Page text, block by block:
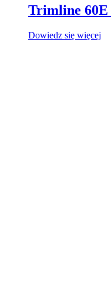
Trimline 60E
Dowiedz się więcej